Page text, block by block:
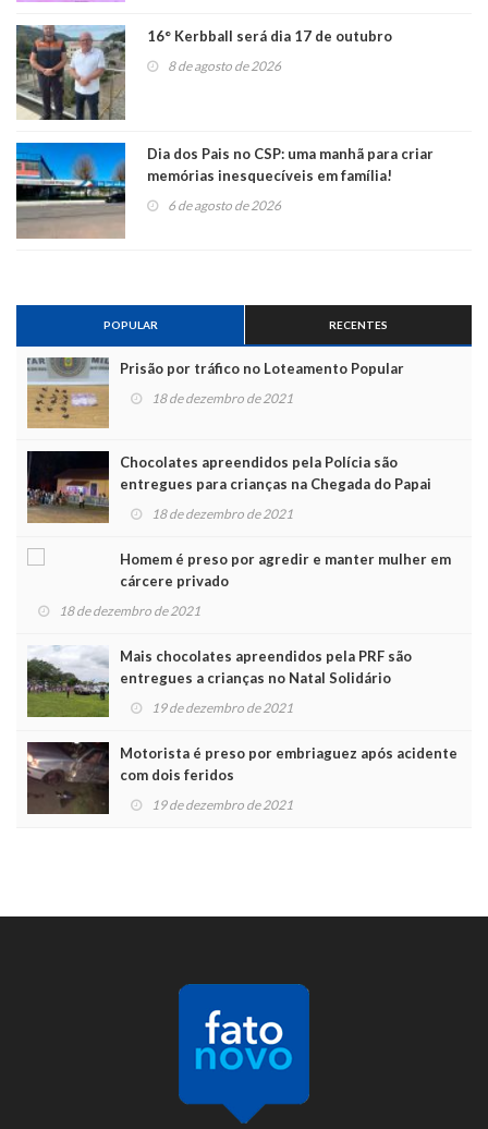
16° Kerbball será dia 17 de outubro
8 de agosto de 2026
Dia dos Pais no CSP: uma manhã para criar
memórias inesquecíveis em família!
6 de agosto de 2026
POPULAR RECENTES
Prisão por tráfico no Loteamento Popular
18 de dezembro de 2021
Chocolates apreendidos pela Polícia são
entregues para crianças na Chegada do Papai
Noel 18 de dezembro de 2021
Homem é preso por agredir e manter mulher em
cárcere privado
18 de dezembro de 2021
Mais chocolates apreendidos pela PRF são
entregues a crianças no Natal Solidário
19 de dezembro de 2021
Motorista é preso por embriaguez após acidente
com dois feridos
19 de dezembro de 2021